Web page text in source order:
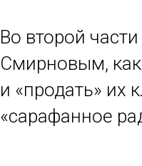
Во второй
Смирновым, как
и «продать» их
«сарафанное